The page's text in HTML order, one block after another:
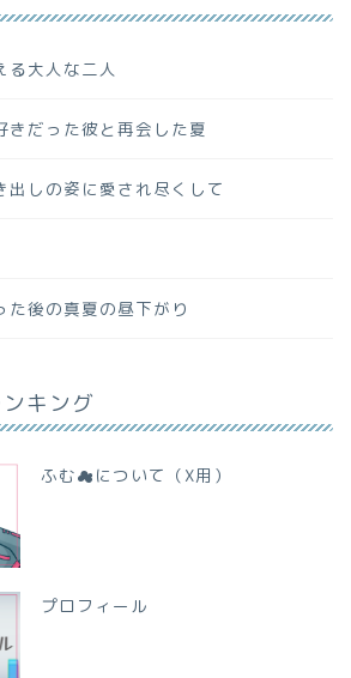
る大人な二人
きだった彼と再会した夏
出しの姿に愛され尽くして
た後の真夏の昼下がり
キング
ふむ☁について（X用）
プロフィール